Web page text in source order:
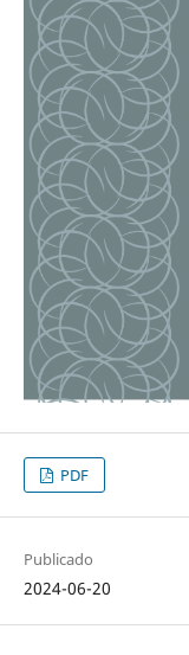
PDF
Publicado
2024-06-20